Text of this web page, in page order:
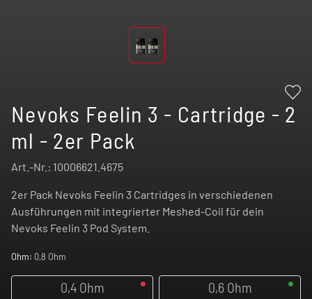
Nevoks Feelin 3 - Cartridge - 2
ml - 2er Pack
Art.-Nr.: 10006621.4675
2er Pack Nevoks Feelin 3 Cartridges in verschiedenen
Ausführungen mit integrierter Meshed-Coil für dein
Nevoks Feelin 3 Pod System.
Ohm: 0,8 Ohm
0,4 Ohm 0,6 Ohm